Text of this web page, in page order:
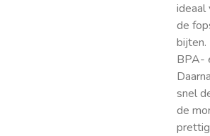
ideaal
de
BPA-
snel
de